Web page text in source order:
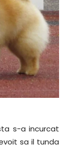
s-a incurcat
sa il tunda